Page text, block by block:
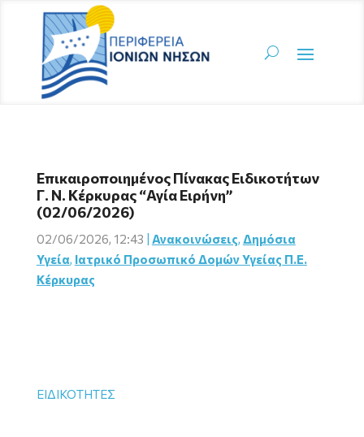
Επικαιροποιημένος Πίνακας Ειδικοτήτων
Γ. Ν. Κέρκυρας “Αγία Ειρήνη”
(02/06/2026)
02/06/2026, 12:43 Ανακοινώσεις, Δημόσια
Υγεία, Ιατρικό Προσωπικό Δομών Υγείας Π.Ε.
Κέρκυρας
ΕΙΔΙΚΟΤΗΤΕΣ